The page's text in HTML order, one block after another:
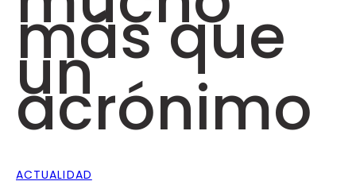
más que
un
acrónimo
ACTUALIDAD